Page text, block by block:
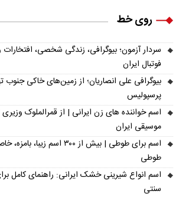
روی خط
سردار آزمون؛ بیوگرافی، زندگی شخصی،
فوتبال ایران
بیوگرافی علی انصاریان؛ از زمین‌های خاکی جنوب
پرسپولیس
اسم خواننده های زن ایرانی | از قمرالملوک
موسیقی ایران
اسم برای طوطی | بیش از ۳۰۰
طوطی
اسم انواع شیرینی خشک ایرانی: راهنمای کامل
سنتی